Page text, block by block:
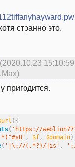
странно это.
(2020.10.23 15:10:59
пригодится.
) {
( 'https://
, $f, $domain)
( '|\://(.*?)/|is' ,